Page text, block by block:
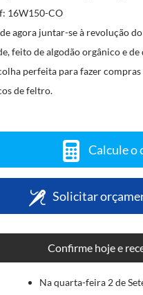
16W150-CO
agora juntar-se à revolução
feito de algodão orgânico e
perfeita para fazer
de feltro.
Calcule o
Solicitar
Confirme hoje e
Na quarta-feira 2 de